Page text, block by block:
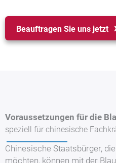
Beauftragen Sie uns jetzt
Voraussetzungen für die
speziell für chinesische
Chinesische Staatsbürger,
möchten, können mit der